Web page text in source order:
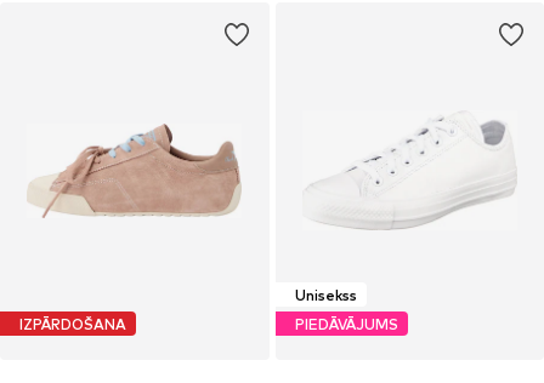
IZPĀRDOŠANA
Unisekss
PIEDĀVĀJUMS